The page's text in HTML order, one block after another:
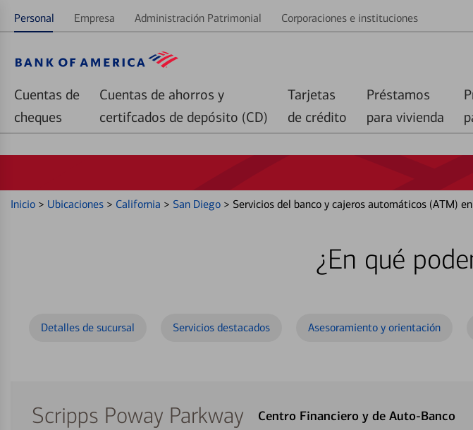
Personal Empresa Administración Patrimonial Corporaciones e instituciones
Cuentas de
cheques
Cuentas de ahorros y
certifcados de depósito (CD)
Tarjetas
de crédito
Préstamos
para vivienda
Inicio > Ubicaciones > California > San Diego > Servicios del banco y cajeros automáticos (ATM)
¿En qué
Detalles de sucursal Servicios destacados Asesoramiento y orientación
Scripps Poway Parkway Centro Financiero y de Auto-Banco